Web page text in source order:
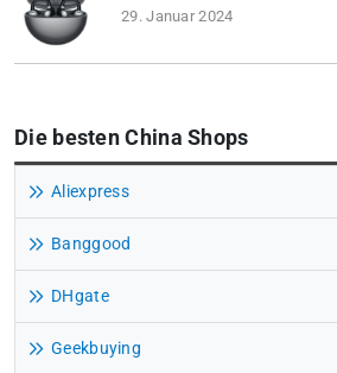
29. Januar 2024
Die besten China Shops
Aliexpress
Banggood
DHgate
Geekbuying